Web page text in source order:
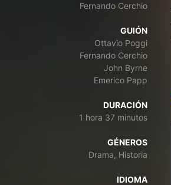
Fernando Cerchio
GUIÓN
Ottavio Poggi
Fernando Cerchio
John Byrne
Emerico Papp
DURACIÓN
1 hora 37 minutos
GÉNEROS
Drama, Historia
IDIOMA